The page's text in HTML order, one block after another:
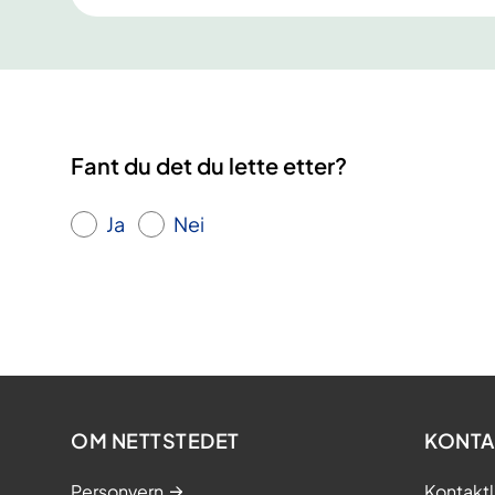
Fant du det du lette etter?
Ja Nei
OM NETTSTEDET